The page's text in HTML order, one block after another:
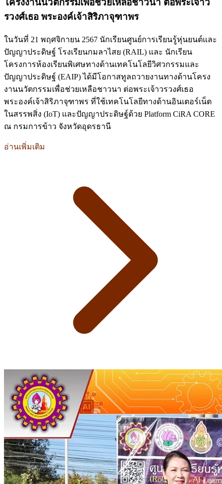
โครงงานนวัตกรรมเพื่อช่วยเหลือชาวนา ต่อพระเจ้าว
รวงศ์เธอ พระองค์เจ้าสิริภาจุฑาพร
ในวันที่ 21 พฤศจิกายน 2567 นักเรียนศูนย์การเรียนรู้หุ่นยนต์และ
ปัญญาประดิษฐ์ โรงเรียนกมลาไสย (RAIL) และ นักเรียน
โครงการห้องเรียนพิเศษทางด้านเทคโนโลยีวิศวกรรมและ
ปัญญาประดิษฐ์ (EAIP) ได้มีโอกาสทูลถวายงานทางด้านโครง
งานนวัตกรรมเพื่อช่วยเหลือชาวนา ต่อพระเจ้าวรวงศ์เธอ
พระองค์เจ้าสิริภาจุฑาพร ที่ใช้เทคโนโลยีทางด้านอินเตอร์เน็ต
ในสรรพสิ่ง (IoT) และปัญญาประดิษฐ์ด้วย Platform CiRA CORE
ณ กรมการข้าว จังหวัดอุดรธานี
อ่านเพิ่มเติม